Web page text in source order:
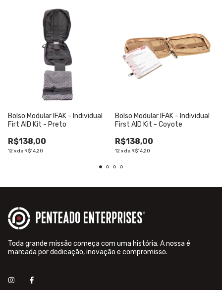
Bolso Modular IFAK - Individual
Firt AID Kit - Preto
R$138,00
12xde R$14,20
Bolso Modular IFAK - Individual
First AID Kit - Coyote
R$138,00
12xde R$14,20
Toda grande missão começa com uma história. A nossa é
marcada por dedicação, inovação e compromisso.